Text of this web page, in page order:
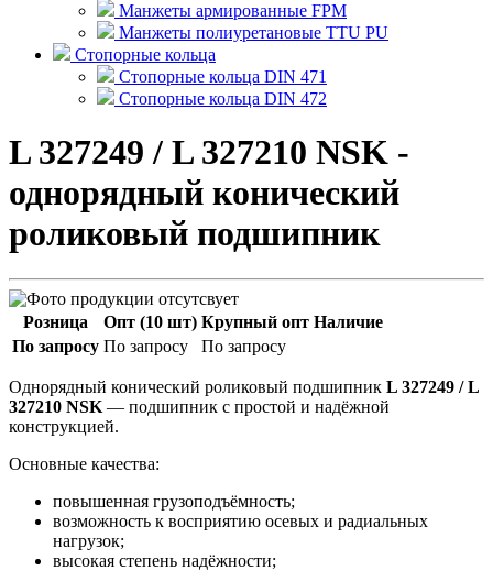
Манжеты армированные FPM
Манжеты полиуретановые TTU PU
Стопорные кольца
Стопорные кольца DIN 471
Стопорные кольца DIN 472
L 327249 / L 327210 NSK -
однорядный конический
роликовый подшипник
Розница Опт (10 шт) Крупный опт Наличие
По запросу По запросу По запросу
Однорядный конический роликовый подшипник L 327249 / L
327210 NSK — подшипник с простой и надёжной
конструкцией.
Основные качества:
повышенная грузоподъёмность;
возможность к восприятию осевых и радиальных
нагрузок;
высокая степень надёжности;